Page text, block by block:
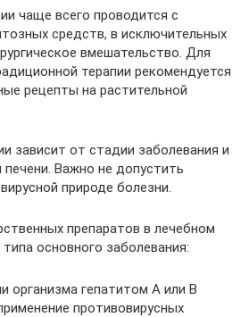
чаще всего проводится с
средств, в исключительных
вмешательство. Для
терапии рекомендуется
рецепты на растительной
зависит от стадии заболевания и
печени. Важно не допустить
природе болезни.
препаратов в лечебном
основного заболевания:
организма гепатитом А или В
противовирусных